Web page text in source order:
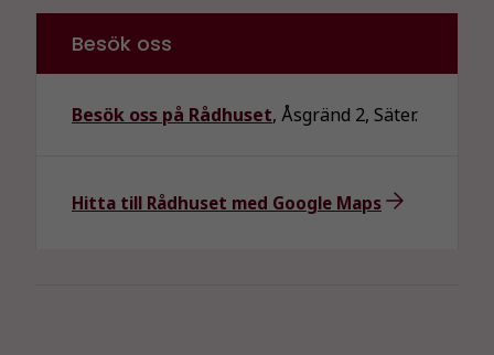
Besök oss
Besök oss på Rådhuset, Åsgränd 2, Säter.
Hitta till Rådhuset med Google Maps